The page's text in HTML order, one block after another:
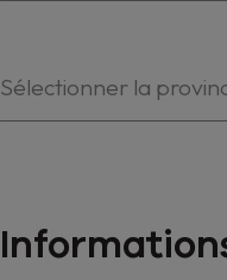
Sélectionner la